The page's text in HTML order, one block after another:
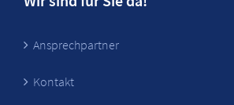
Ansprechpartner
Kontakt